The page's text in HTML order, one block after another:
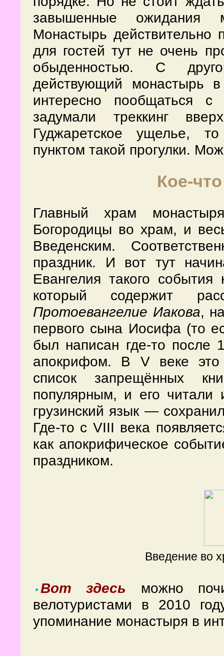
завышенные ожидания
Монастырь действительно
для гостей тут не очень
обыденностью. С
действующий монастырь
интересно пообщаться
задумали треккинг
Гуджаретское ущелье,
пунктом такой прогулки.
Кое-
Главный храм
Богородицы во храм, и
Введенским.
праздник. И вот тут
Евангелия такого
который содержит
Протоевангелие Иакова,
первого сына Иосифа (то
был написан где-то после
апокрифом. В V веке это
список запрещённых
популярным, и его
грузинский язык —
Где-то с VIII века
как апокрифическое
праздником.
Введение во
Вот здесь можно
велотуристами в 2010
упоминание монастыря в